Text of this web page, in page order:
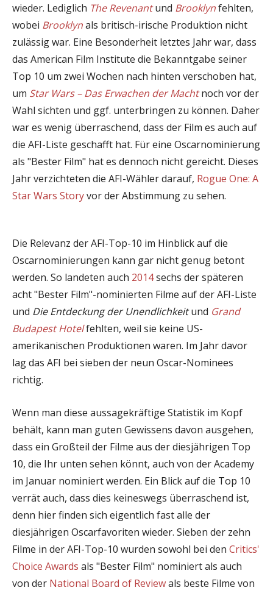
wieder. Lediglich The Revenantund Brooklynfehlten,
wobei Brooklynals britisch-irische Produktion nicht
zulässig war. Eine Besonderheit letztes Jahr war, dass
das American Film Institute die Bekanntgabe seiner
Top 10 um zwei Wochen nach hinten verschoben hat,
um Star Wars – Das Erwachen der Machtnoch vor der
Wahl sichten und ggf. unterbringen zu können. Daher
war es wenig überraschend, dass der Film es auch auf
die AFI-Liste geschafft hat. Für eine Oscarnominierung
als "Bester Film" hat es dennoch nicht gereicht. Dieses
Jahr verzichteten die AFI-Wähler darauf, Rogue One: A
Star Wars Storyvor der Abstimmung zu sehen.
Die Relevanz der AFI-Top-10 im Hinblick auf die
Oscarnominierungen kann gar nicht genug betont
werden. So landeten auch 2014sechs der späteren
acht "Bester Film"-nominierten Filme auf der AFI-Liste
und Die Entdeckung der Unendlichkeitund Grand
Budapest Hotelfehlten, weil sie keine US-
amerikanischen Produktionen waren. Im Jahr davor
lag das AFI bei sieben der neun Oscar-Nominees
richtig.
Wenn man diese aussagekräftige Statistik im Kopf
behält, kann man guten Gewissens davon ausgehen,
dass ein Großteil der Filme aus der diesjährigen Top
10, die Ihr unten sehen könnt, auch von der Academy
im Januar nominiert werden. Ein Blick auf die Top 10
verrät auch, dass dies keineswegs überraschend ist,
denn hier finden sich eigentlich fast alle der
diesjährigen Oscarfavoriten wieder. Sieben der zehn
Filme in der AFI-Top-10 wurden sowohl bei den Critics'
Choice Awards als "Bester Film" nominiert als auch
von der National Board of Reviewals beste Filme von